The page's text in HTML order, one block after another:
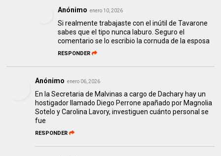
Anónimo enero 10, 2026
Si realmente trabajaste con el inútil de Tavarone
sabes que el tipo nunca laburo. Seguro el
comentario se lo escribio la cornuda de la esposa
RESPONDER
Anónimo enero 06, 2026
En la Secretaria de Malvinas a cargo de Dachary hay un
hostigador llamado Diego Perrone apañado por Magnolia
Sotelo y Carolina Lavory, investiguen cuánto personal se
fue
RESPONDER